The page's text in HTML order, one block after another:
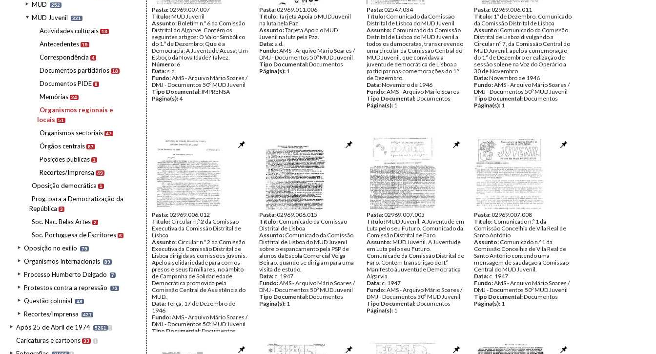
MUD 252
MUD Juvenil 321
Actividades culturais 13
Antecedentes 19
Correspondência 4
Documentos partidários 18
Documentos PIDE 8
Memórias 24
Organismos regionais e
locais
51
Organismos sectoriais 47
Órgãos centrais 87
Posições públicas 1
Recortes/Imprensa 49
Oposição democrática 1
Prog. para a Democratização da
República
3
Soc. Nac. Belas Artes 2
Soc. Portuguesa de Escritores 6
Oposição no exílio 79
Organismos Internacionais 89
Processo Humberto Delgado 7
Protestos contra a repressão 73
Questão colonial 48
Recortes/Imprensa 421
Após 25 de Abril de 1974 5261 I
Caricaturas e cartoons 33 I
Pasta:02969.007.007
Título:MUD Juvenil
Assunto:Boletim n.º 6 da Comissão
Distrital do Algarve. Contém os
seguintes artigos: O Valor Simbólico
do 1.º de Dezembro; Que é a
Democracia; A Juventude Acusa; Um
Esboço da Nova Idade? Talvez.
Número: 6
Data: s.d.
Fundo:AMS - Arquivo Mário Soares /
DMJ - Documentos 50º MUD Juvenil
Tipo Documental:IMPRENSA
Página(s):4
Pasta:02969.011.006
Título:Tarjeta Apoia o MUD Juvenil
na luta pela Paz
Assunto:Tarjeta Apoia o MUD
Juvenil na luta pela Paz.
Data: s.d.
Fundo:AMS - Arquivo Mário Soares /
DMJ - Documentos 50º MUD Juvenil
Tipo Documental:Documentos
Página(s): 1
Pasta:02547.034
Título: Comunicado da Comissão
Distrital de Lisboa do MUD Juvenil
Assunto: Comunicado da Comissão
Distrital de Lisboa do MUD Juvenil a
todos os democratas, transcrevendo
uma circular da Comissão Central do
MUD Juvenil, que convidava a
juventude democrática de Lisboa a
participar nas comemorações do 1.º
de Dezembro.
Data:Novembro de 1946
Fundo:AMS - Arquivo Mário Soares
Tipo Documental:Documentos
Página(s): 1
Pasta:02969.006.011
Título: 1º de Dezembro. Comunicado
da Comissão Distrital de Lisboa
Assunto: Comunicado da Comissão
Distrital de Lisboa divulgando a
Circular nº 7, da Comissão Central do
MUD Juvenil: apelo à comemoração
do 1.º de Dezembro e realização de
sessão solene na Voz do Operário a
30 de Novembro.
Data:Novembro de 1946
Fundo:AMS - Arquivo Mário Soares /
DMJ - Documentos 50º MUD Juvenil
Tipo Documental:Documentos
Página(s): 1
Pasta:02969.006.012
Título: Circular n.º 2 da Comissão
Executiva da Comissão Distrital de
Lisboa
Assunto: Circular n.º 2 da Comissão
Executiva da Comissão Distrital de
Lisboa dirigida às comissões juvenis.
Apelo à solidariedade para com os
presos e seus familiares, no âmbito
de Campanha de Solidariedade
Democrática promovida pela
Comissão Central de Assistência do
MUD.
Data:Terça, 17 de Dezembro de
1946
Fundo:AMS - Arquivo Mário Soares /
DMJ - Documentos 50º MUD Juvenil
Tipo Documental:Documentos
Pasta:02969.006.015
Título: Comunicado da Comissão
Distrital de Lisboa
Assunto: Comunicado da Comissão
Distrital de Lisboa do MUD Juvenil
sobre o espancamento pela PSP de
alunos da Escola Comercial Veiga
Beirão, quando se dirigiam para uma
visita de estudo.
Data: c. 1947
Fundo:AMS - Arquivo Mário Soares /
DMJ - Documentos 50º MUD Juvenil
Tipo Documental:Documentos
Página(s): 1
Pasta:02969.007.005
Título:MUD Juvenil. A Juventude em
Luta pelo seu Futuro. Comunicado da
Comissão Distrital de Faro
Assunto:MUD Juvenil. A Juventude
em Luta pelo seu Futuro.
Comunicado da Comissão Distrital de
Faro. Contém transcrição do II.º
Manifesto à Juventude Democratica
Algarvia.
Data: c. 1947
Fundo:AMS - Arquivo Mário Soares /
DMJ - Documentos 50º MUD Juvenil
Tipo Documental:Documentos
Página(s): 1
Pasta:02969.007.008
Título: Comunicado n.º 1 da
Comissão Concelhia de Vila Real de
Santo António
Assunto: Comunicado n.º 1 da
Comissão Concelhia de Vila Real de
Santo António contendo uma
mensagem de saudação à Comissão
Central do MUD Juvenil.
Data: c. 1947
Fundo:AMS - Arquivo Mário Soares /
DMJ - Documentos 50º MUD Juvenil
Tipo Documental:Documentos
Página(s): 1